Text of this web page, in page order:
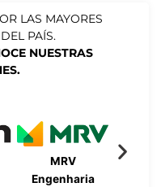
LAS MAYORES
PAÍS.
NUESTRAS
MRV
Engenharia